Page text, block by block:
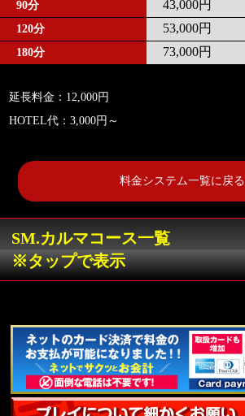
90分 43,000円
120分 53,000円
180分 73,000円
延長料金：12,000円
HOTEL代：3,000円～
料金システム一覧に戻る
SM.カルマコース一覧
※タップで表示